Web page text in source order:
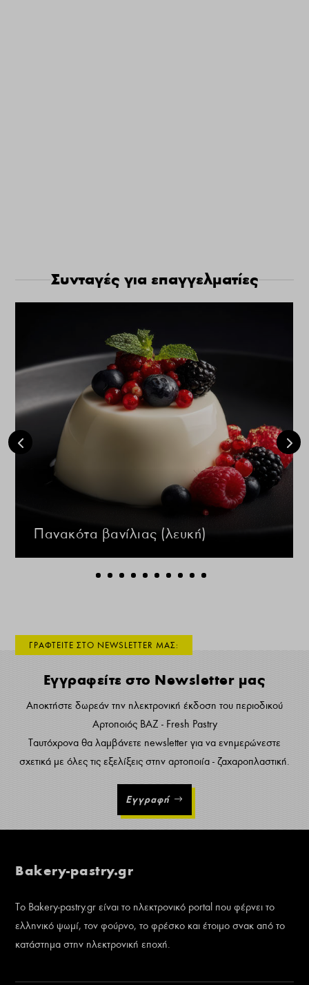
Συνταγές για επαγγελματίες
Πανακότα βανίλιας (λευκή)
ΓΡΑΦΤΕΙΤΕ ΣΤΟ NEWSLETTER ΜΑΣ:
Εγγραφείτε στο Newsletter μας
Αποκτήστε δωρεάν την ηλεκτρονική έκδοση του περιοδικού
Αρτοποιός ΒΑΖ - Fresh Pastry
Ταυτόχρονα θα λαμβάνετε newsletter για να ενημερώνεστε
σχετικά με όλες τις εξελίξεις στην αρτοποιία - ζαχαροπλαστική.
Εγγραφή
Bakery-pastry.gr
Το Bakery-pastry.gr είναι το ηλεκτρονικό portal που φέρνει το
ελληνικό ψωμί, τον φούρνο, το φρέσκο και έτοιμο σνακ από το
κατάστημα στην ηλεκτρονική εποχή.